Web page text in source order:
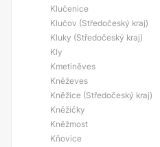
Klučenice
Klučov (Středočeský kraj)
Kluky (Středočeský kraj)
Kly
Kmetiněves
Kněževes
Kněžice (Středočeský kraj)
Kněžičky
Kněžmost
Kňovice